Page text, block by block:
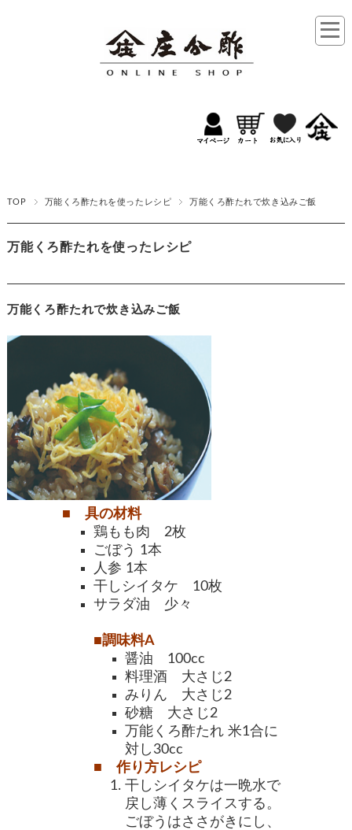
TOP 万能くろ酢たれを使ったレシピ 万能くろ酢たれで炊き込みご飯
万能くろ酢たれを使ったレシピ
万能くろ酢たれで炊き込みご飯
■ 具の材料
鶏もも肉 2枚
ごぼう 1本
人参 1本
干しシイタケ 10枚
サラダ油 少々
■調味料A
醤油 100cc
料理酒 大さじ2
みりん 大さじ2
砂糖 大さじ2
万能くろ酢たれ 米1合に
対し30cc
■ 作り方レシピ
干しシイタケは一晩水で
戻し薄くスライスする。
ごぼうはささがきにし、